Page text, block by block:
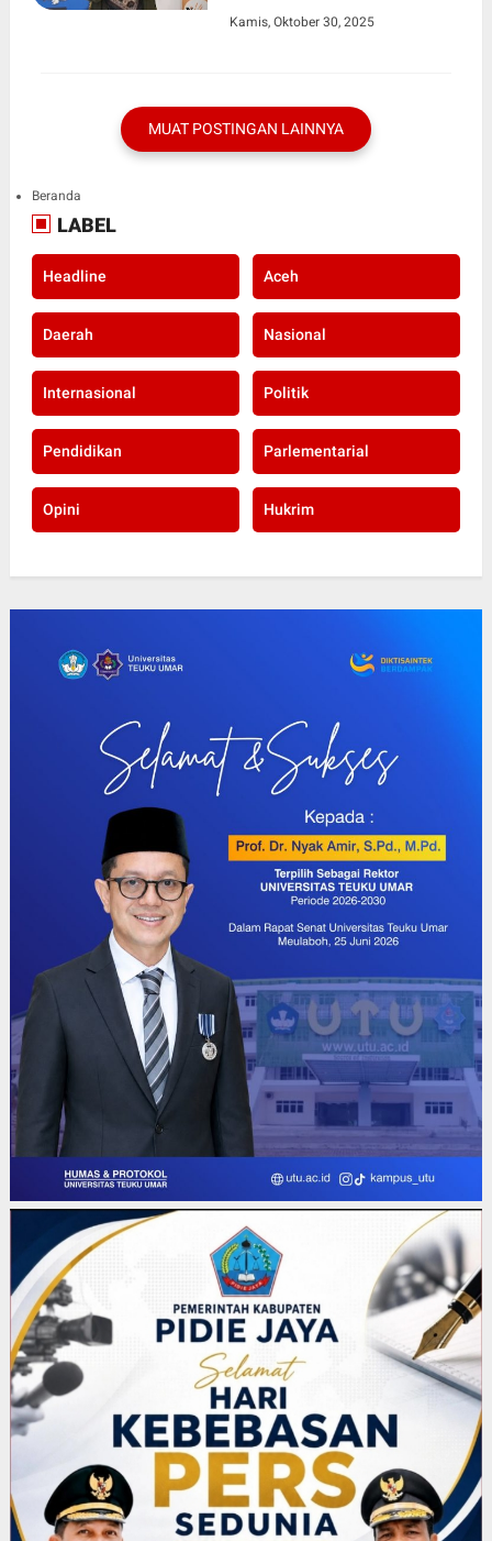
Kamis, Oktober 30, 2025
MUAT POSTINGAN LAINNYA
Beranda
LABEL
Headline Aceh
Daerah Nasional
Internasional Politik
Pendidikan Parlementarial
Opini Hukrim